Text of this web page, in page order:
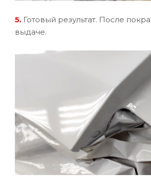
5. Готовый результат. После
выдаче.